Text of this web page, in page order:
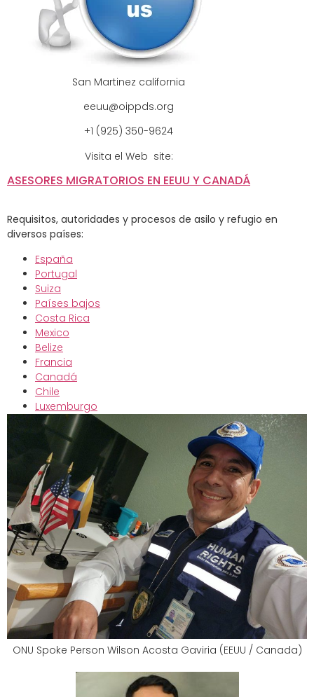
San Martinez california
eeuu@oippds.org
+1 (925) 350-9624
Visita el Web site:
ASESORES MIGRATORIOS EN EEUU Y CANADÁ
Requisitos, autoridades y procesos de asilo y refugio en
diversos países:
España
Portugal
Suiza
Países bajos
Costa Rica
Mexico
Belize
Francia
Canadá
Chile
Luxemburgo
ONU Spoke Person Wilson Acosta Gaviria (EEUU / Canada)